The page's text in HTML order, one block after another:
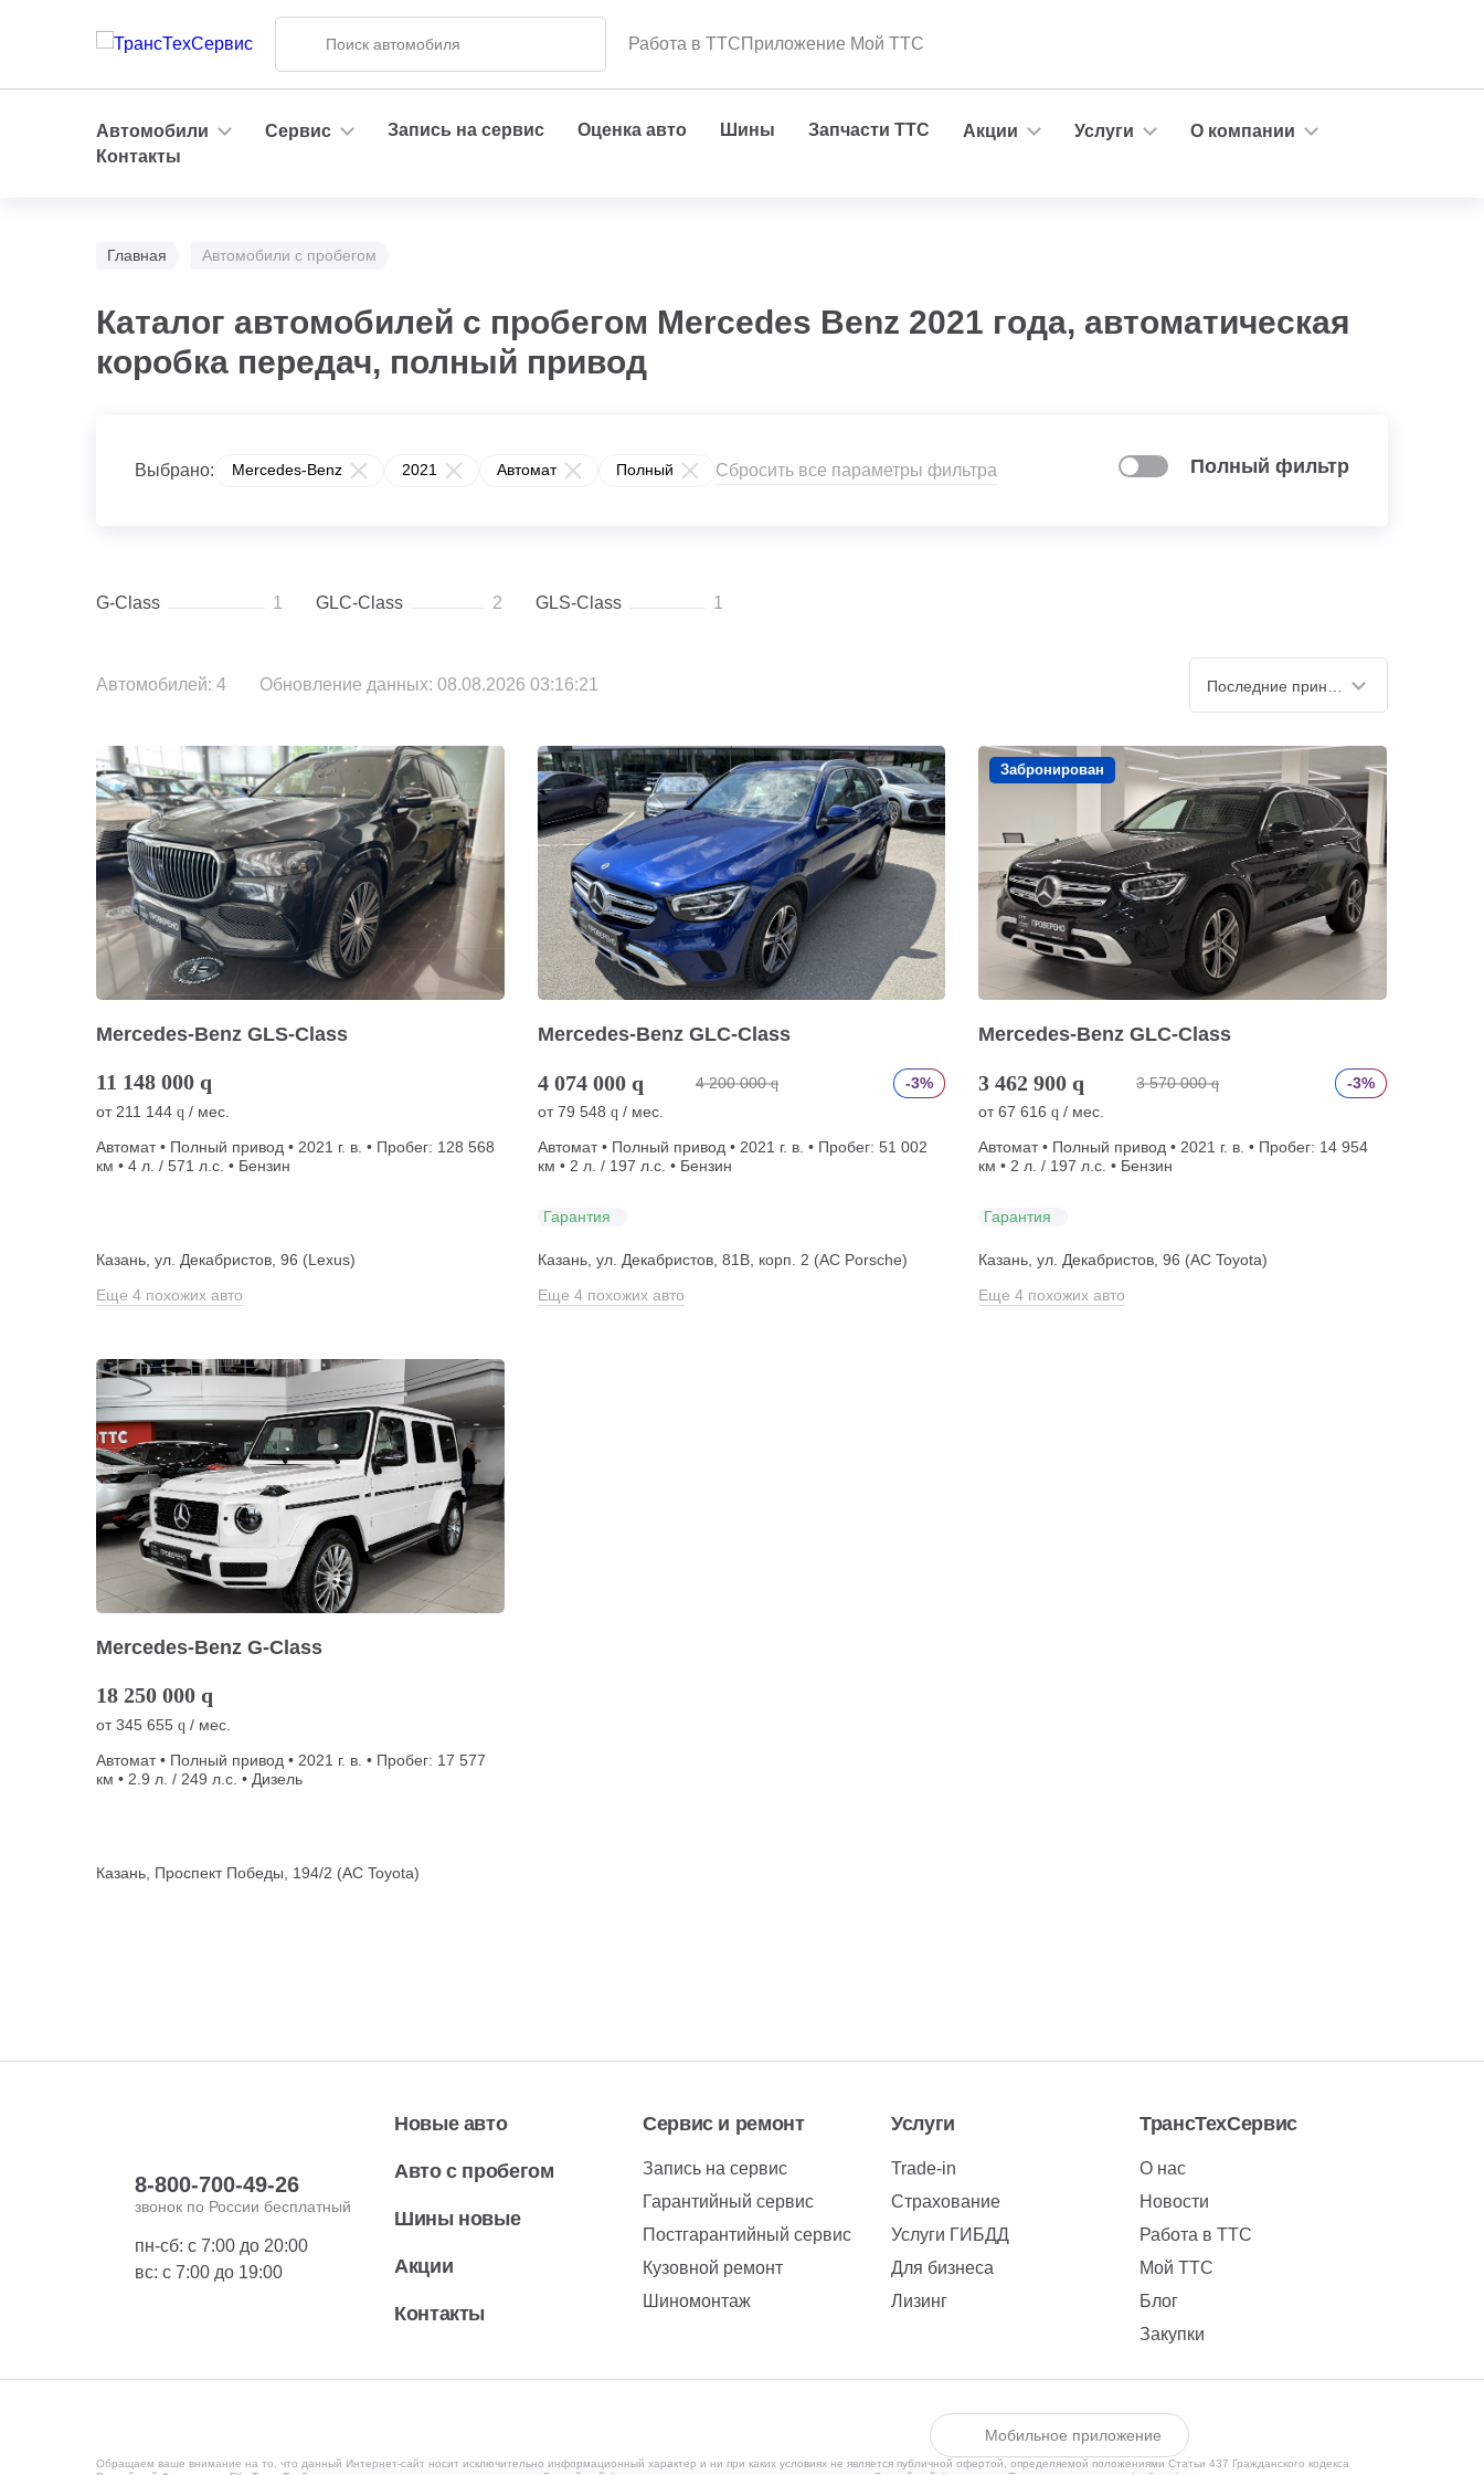
Работа в ТТСПриложение Мой ТТС
Автомобили Сервис Запись на сервис Оценка авто Шины Запчасти ТТС Акции Услуги
О компании
Контакты
Главная Автомобили с пробегом
Каталог автомобилей с пробегом Mercedes Benz 2021 года, автоматическая
коробка передач, полный привод
Выбрано: Mercedes-Benz 2021 Автомат Полный Сбросить все параметры фильтра Полный фильтр
G-Class 1 GLC-Class 2 GLS-Class 1
Автомобилей: 4 Обновление данных: 08.08.2026 03:16:21
Mercedes-Benz GLS-Class
11 148 000 q
от 211 144 q / мес.
Автомат • Полный привод • 2021 г. в. • Пробег: 128 568
км • 4 л. / 571 л.с. • Бензин
Казань, ул. Декабристов, 96 (Lexus)
Еще 4 похожих авто
Mercedes-Benz GLC-Class
4 074 000 q 4 200 000 q
-3%
от79 548 q / мес.
Автомат • Полный привод • 2021 г. в. • Пробег: 51 002
км • 2 л. / 197 л.с. • Бензин
Гарантия
Казань, ул. Декабристов, 81В, корп. 2 (АС Porsche)
Еще 4 похожих авто
Забронирован
Mercedes-Benz GLC-Class
3 462 900 q 3 570 000 q
-3%
от67 616 q / мес.
Автомат • Полный привод • 2021 г. в. • Пробег: 14 954
км • 2 л. / 197 л.с. • Бензин
Гарантия
Казань, ул. Декабристов, 96 (АС Toyota)
Еще 4 похожих авто
Mercedes-Benz G-Class
18 250 000 q
от345 655 q / мес.
Автомат • Полный привод • 2021 г. в. • Пробег: 17 577
км • 2.9 л. / 249 л.с. • Дизель
Казань, Проспект Победы, 194/2 (АС Toyota)
8-800-700-49-26
звонок по России бесплатный
пн-сб: с 7:00 до 20:00
вс: с 7:00 до 19:00
Новые авто
Авто с пробегом
Шины новые
Акции
Контакты
Сервис и ремонт
Запись на сервис
Гарантийный сервис
Постгарантийный сервис
Кузовной ремонт
Шиномонтаж
Услуги
Trade-in
Страхование
Услуги ГИБДД
Для бизнеса
Лизинг
ТрансТехСервис
О нас
Новости
Работа в ТТС
Мой ТТС
Блог
Закупки
Мобильное приложение
Обращаем ваше внимание на то, что данный Интернет-сайт носит исключительно информационный характер и ни при каких условиях не является публичной офертой, определяемой положениями Статьи 437 Гражданского кодекса